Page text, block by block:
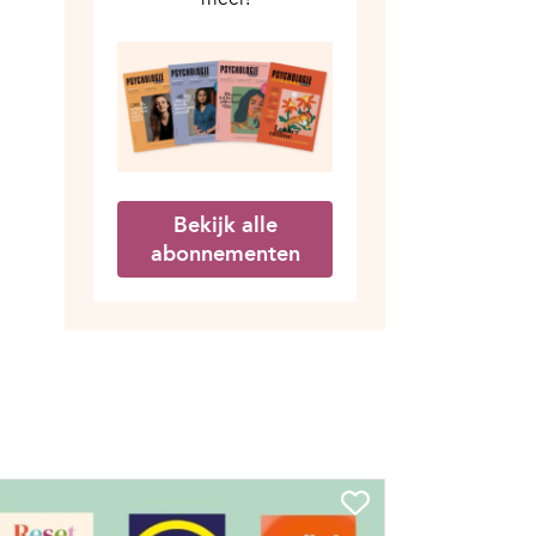
Bekijk alle
abonnementen